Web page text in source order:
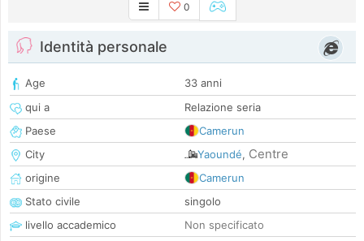
0
Identità personale
Age
33 anni
qui a
Relazione seria
Paese
Camerun
City
Yaoundé, Centre
origine
Camerun
Stato civile
singolo
livello accademico
Non specificato